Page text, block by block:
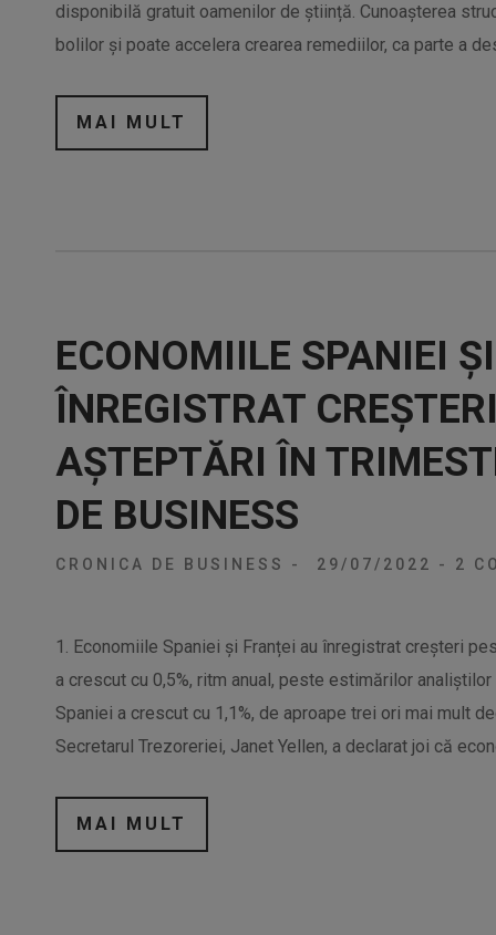
disponibilă gratuit oamenilor de știință. Cunoașterea
bolilor și poate accelera crearea remediilor, ca parte a
MAI MULT
ECONOMIILE SPANIEI
ÎNREGISTRAT
AȘTEPTĂRI ÎN
DE BUSINESS
CRONICA DE BUSINESS - 29/07/2022 - 2
1. Economiile Spaniei și Franței au înregistrat creșteri
a crescut cu 0,5%, ritm anual, peste estimărilor
Spaniei a crescut cu 1,1%, de aproape trei ori mai mult
Secretarul Trezoreriei, Janet Yellen, a declarat joi că
MAI MULT